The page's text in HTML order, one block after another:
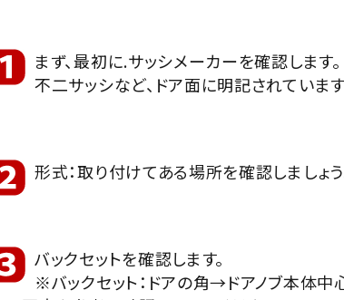
まず、最初に.サッシメーカーを確認します。
不二サッシなど、ドア面に明記されていま
形式：取り付けてある場所を確認しましょう
バックセットを確認します。
※バックセット：ドアの角→ドアノブ本体中